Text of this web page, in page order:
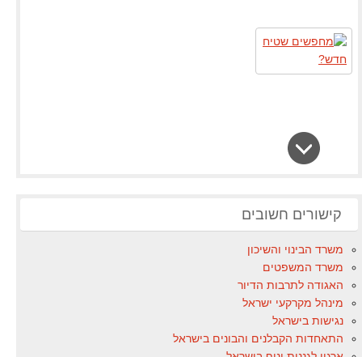
קישורים חשובים
משרד הבינוי והשיכון
משרד המשפטים
האגודה לתרבות הדיור
מינהל מקרקעי ישראל
נגישות בישראל
התאחדות הקבלנים והבונים בישראל